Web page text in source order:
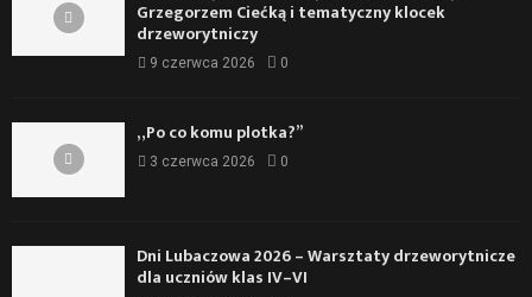
Grzegorzem Ciećką i tematyczny klocek
drzeworytniczy
9 czerwca 2026 0
„Po co komu plotka?”
3 czerwca 2026 0
Dni Lubaczowa 2026 – Warsztaty drzeworytnicze
dla uczniów klas IV–VI